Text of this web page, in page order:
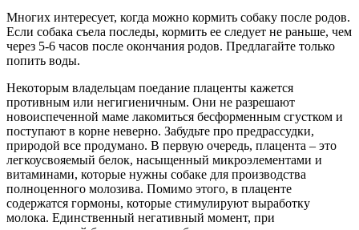
Многих интересует, когда можно кормить собаку после родов.
Если собака съела последы, кормить ее следует не раньше, чем
через 5-6 часов после окончания родов. Предлагайте только
попить воды.
Некоторым владельцам поедание плаценты кажется
противным или негигиеничным. Они не разрешают
новоиспеченной маме лакомиться бесформенным сгустком и
поступают в корне неверно. Забудьте про предрассудки,
природой все продумано. В первую очередь, плацента – это
легкоусвояемый белок, насыщенный микроэлементами и
витаминами, которые нужны собаке для производства
полноценного молозива. Помимо этого, в плаценте
содержатся гормоны, которые стимулируют выработку
молока. Единственный негативный момент, при